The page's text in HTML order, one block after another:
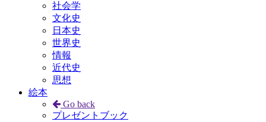
社会学
文化史
日本史
世界史
情報
近代史
思想
絵本
Go back
プレゼントブック